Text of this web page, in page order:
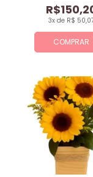
COMPRAR
3x de R$